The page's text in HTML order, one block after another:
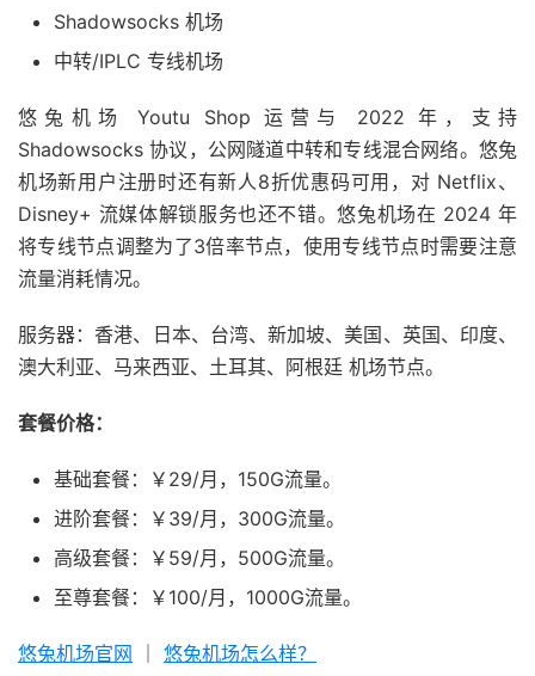
Shadowsocks 机场
中转/IPLC 专线机场
悠兔机场 Youtu Shop 运营与 2022 年，支持
Shadowsocks 协议，公网隧道中转和专线混合网络。悠兔
机场新用户注册时还有新人8折优惠码可用，对 Netflix、
Disney+ 流媒体解锁服务也还不错。悠兔机场在 2024 年
将专线节点调整为了3倍率节点，使用专线节点时需要注意
流量消耗情况。
服务器：香港、日本、台湾、新加坡、美国、英国、印度、
澳大利亚、马来西亚、土耳其、阿根廷 机场节点。
套餐价格：
基础套餐：￥29/月，150G流量。
进阶套餐：￥39/月，300G流量。
高级套餐：￥59/月，500G流量。
至尊套餐：￥100/月，1000G流量。
悠兔机场官网 悠兔机场怎么样？